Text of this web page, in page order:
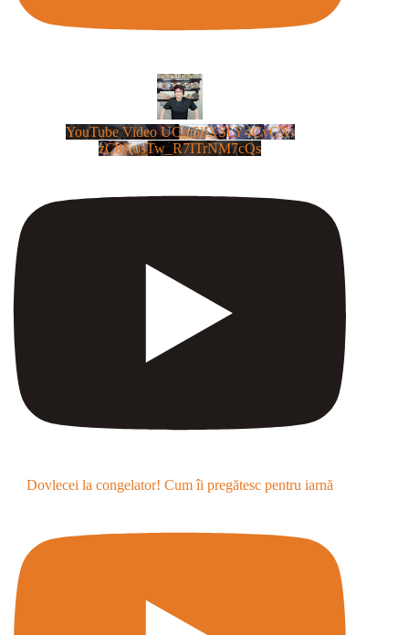
YouTube Video UCm5llXSLY4CyCX-
zC8XosTw_R7ITrNM7cQs
Dovlecei la congelator! Cum îi pregătesc pentru iarnă